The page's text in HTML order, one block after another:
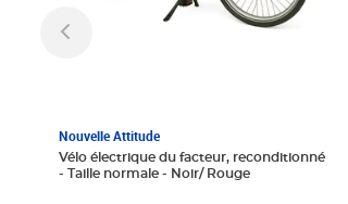
Nouvelle Attitude
Vélo électrique du facteur, reconditionné
- Taille normale - Noir/ Rouge